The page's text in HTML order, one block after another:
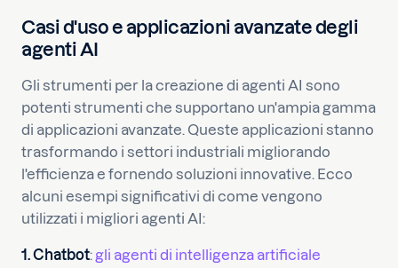
Casi d'uso e applicazioni avanzate degli
agenti AI
Gli strumenti per la creazione di agenti AI sono
potenti strumenti che supportano un'ampia gamma
di applicazioni avanzate. Queste applicazioni stanno
trasformando i settori industriali migliorando
l'efficienza e fornendo soluzioni innovative. Ecco
alcuni esempi significativi di come vengono
utilizzati i migliori agenti AI:
1. Chatbot: gli agenti di intelligenza artificiale